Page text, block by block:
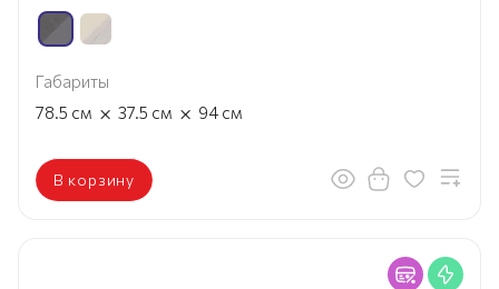
Габариты
78.5 см × 37.5 см × 94 см
В корзину